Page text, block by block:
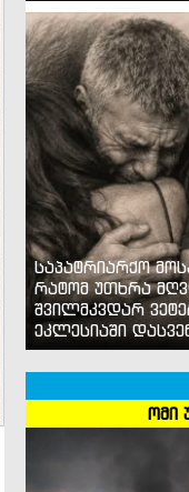
საპატრიარქო
რატომ უთხრა
შვილმკვდარ
ეკლესიაში
ომი